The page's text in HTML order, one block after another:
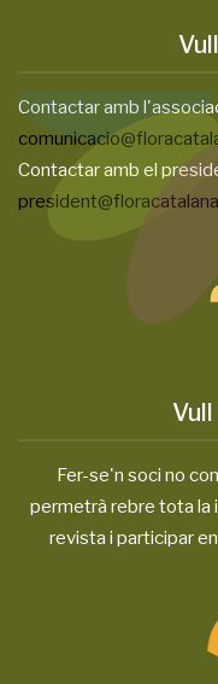
Contactar amb
Contactar amb el
Fer-se'n soci no
permetrà rebre tota la
revista i participar